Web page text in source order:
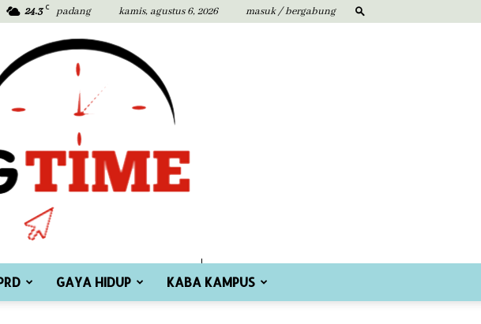
24.3 C padang kamis, agustus 6, 2026 masuk / bergabung
GAYA HIDUP KABA KAMPUS